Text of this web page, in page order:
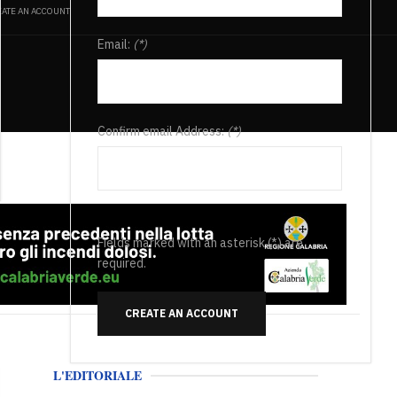
AN ACCOUNT
Email: (*)
Confirm email Address:(*)
Fields marked with an asterisk (*) are
required.
CREATE AN ACCOUNT
L'EDITORIALE